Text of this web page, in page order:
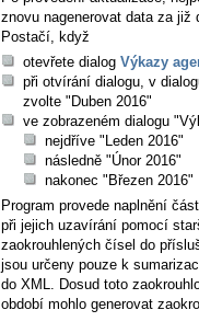
znovu nagenerovat data za již
Postačí, když
otevřete dialog Výkazy
při otvírání dialogu, v
zvolte "Duben 2016"
ve zobrazeném dialogu
nejdříve "Leden 2016"
následně "Únor 2016"
nakonec "Březen 2016"
Program provede naplnění
při jejich uzavírání pomocí
zaokrouhlených čísel do
jsou určeny pouze k
do XML. Dosud toto
období mohlo generovat